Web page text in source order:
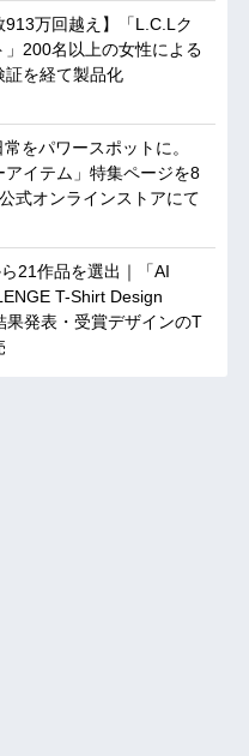
913万回越え】「L.C.Lク
」200名以上の女性による
証を経て製品化
常をパワースポットに。
アイテム」特集ページを8
式オンラインストアにて
21作品を選出｜「AI
T-Shirt Design
果発表・受賞デザインのT